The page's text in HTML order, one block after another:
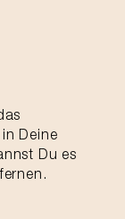
Deine
Du es